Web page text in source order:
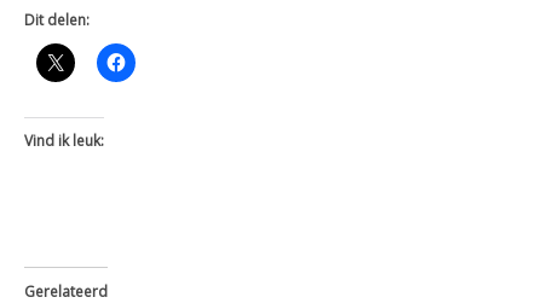
Dit delen:
Vind ik leuk:
Gerelateerd